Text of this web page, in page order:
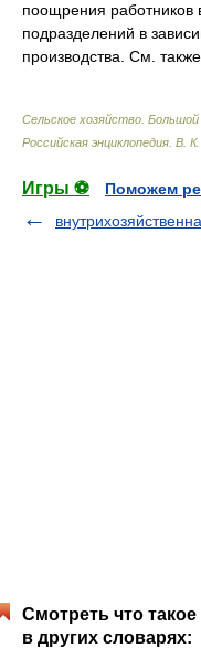
поощрения работников
подразделений в
производства. См.
Сельское хозяйство.
Российская энциклопедия В.
Игры ⚽
Поможем
Смотреть что
в других словарях: